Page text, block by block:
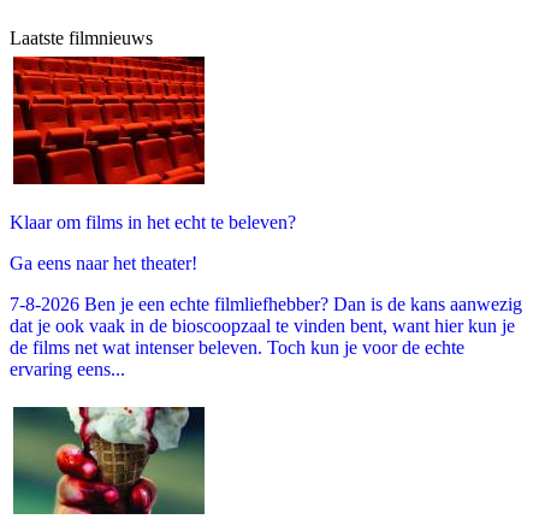
Laatste filmnieuws
Klaar om films in het echt te beleven?
Ga eens naar het theater!
7-8-2026 Ben je een echte filmliefhebber? Dan is de kans aanwezig
dat je ook vaak in de bioscoopzaal te vinden bent, want hier kun je
de films net wat intenser beleven. Toch kun je voor de echte
ervaring eens...